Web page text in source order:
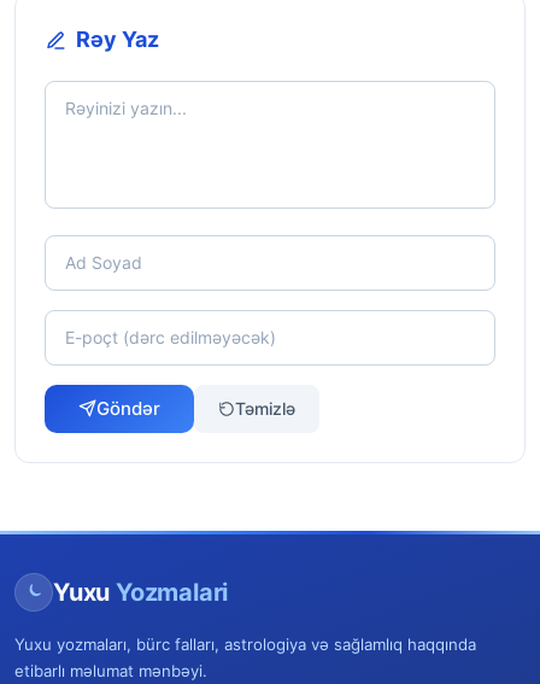
Rəy Yaz
Göndər Təmizlə
Yuxu Yozmalari
Yuxu yozmaları, bürc falları, astrologiya və sağlamlıq haqqında
etibarlı məlumat mənbəyi.